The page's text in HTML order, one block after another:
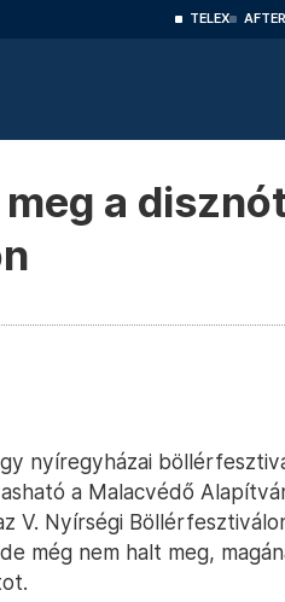
TELEX AFTER
a
nyíregyházai
a Malacvédő
V. Nyírségi
még nem halt meg,